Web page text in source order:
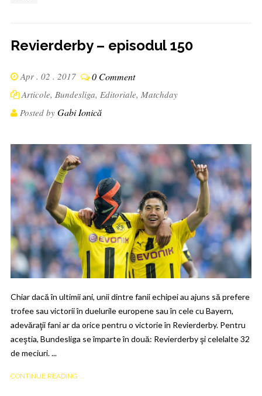
Revierderby – episodul 150
Apr . 02 . 2017 0 Comment
Articole, Bundesliga, Editoriale, Matchday
Posted by Gabi Ionică
Chiar dacă în ultimii ani, unii dintre fanii echipei au ajuns să prefere
trofee sau victorii în duelurile europene sau în cele cu Bayern,
adevăraţii fani ar da orice pentru o victorie în Revierderby. Pentru
aceştia, Bundesliga se împarte în două: Revierderby şi celelalte 32
de meciuri. ...
CONTINUE READING ...